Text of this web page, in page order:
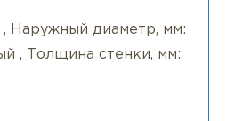
, Наружный диаметр, мм:
, Толщина стенки, мм: